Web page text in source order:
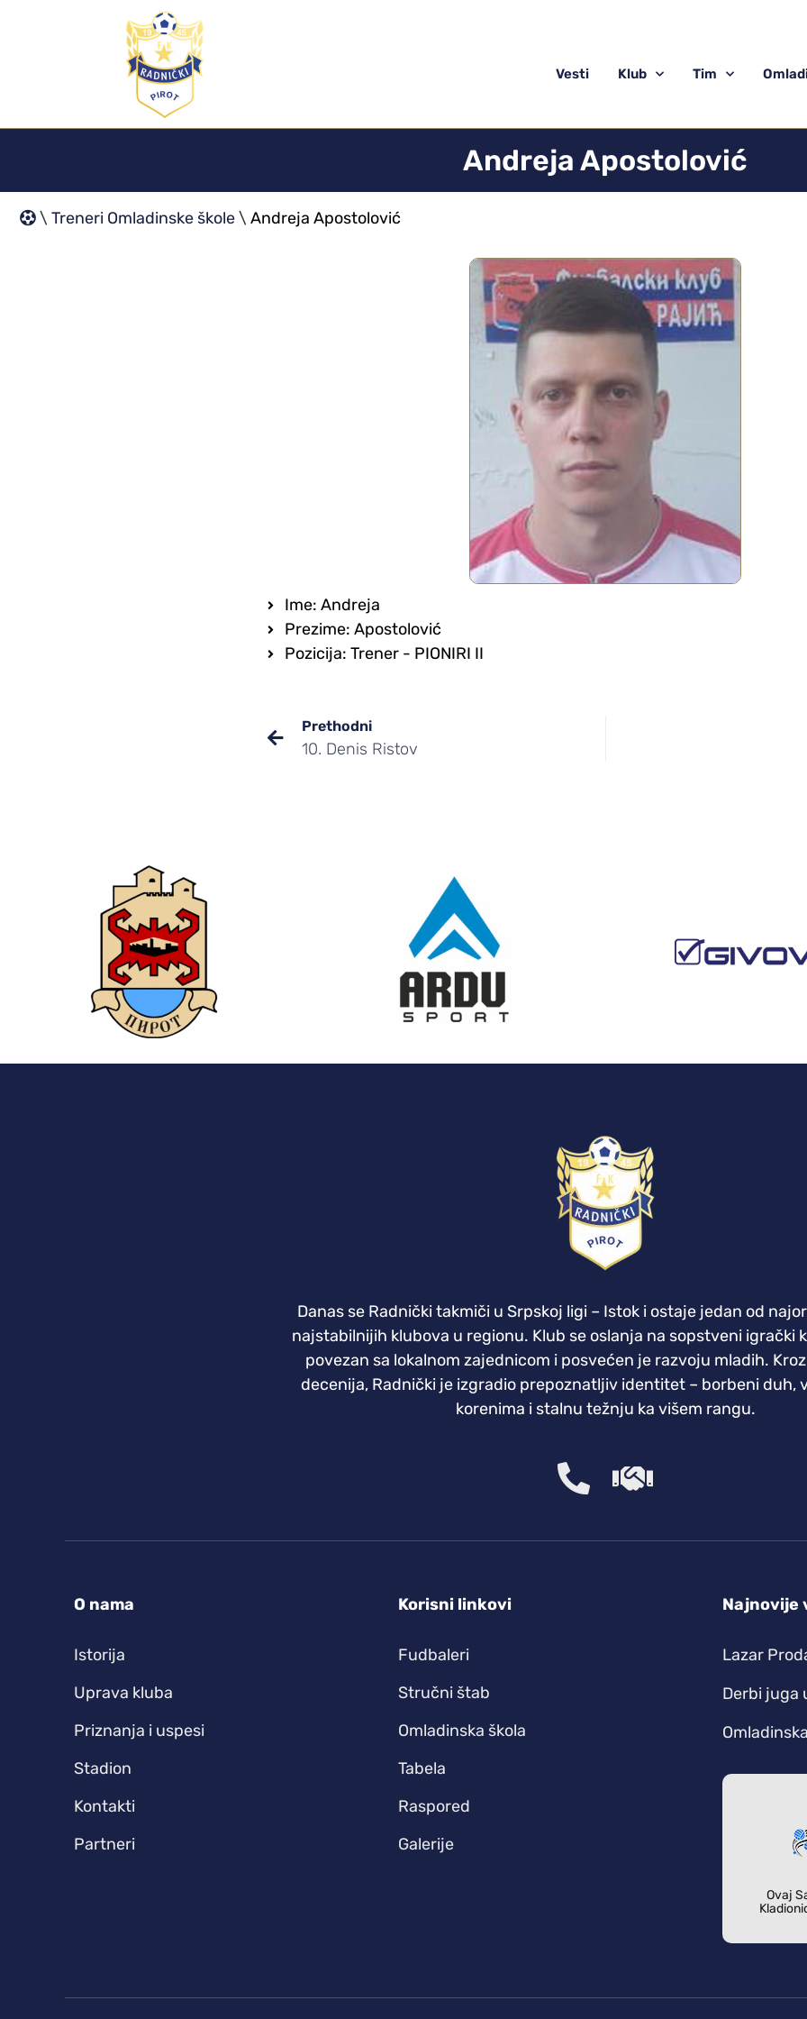
Vesti Klub Tim
Andreja Apostolović
\ Treneri Omladinske škole\ Andreja Apostolović
Ime: Andreja
Prezime: Apostolović
Pozicija: Trener - PIONIRI II
Prethodni
10. Denis Ristov
Danas se Radnički takmiči u Srpskoj ligi – Istok i ostaje jedan od
najstabilnijih klubova u regionu. Klub se oslanja na sopstveni igrački
povezan sa lokalnom zajednicom i posvećen je razvoju mladih.
decenija, Radnički je izgradio prepoznatljiv identitet – borbeni duh,
korenima i stalnu težnju ka višem rangu.
O nama
Istorija
Uprava kluba
Priznanja i uspesi
Stadion
Kontakti
Partneri
Korisni linkovi
Fudbaleri
Stručni štab
Omladinska škola
Tabela
Raspored
Galerije
Najnovije
Lazar
Derbi juga
Ovaj